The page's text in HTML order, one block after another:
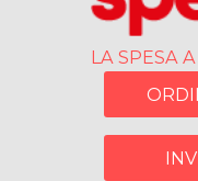
LA SPESA